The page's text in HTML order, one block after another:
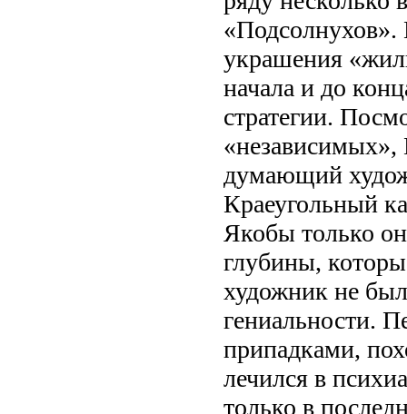
«Подсолнухов».
украшения
начала и до
стратегии.
«независимых»,
думающий
Краеугольный
Якобы только
глубины,
художник не
гениальности.
припадками,
лечился в
только в